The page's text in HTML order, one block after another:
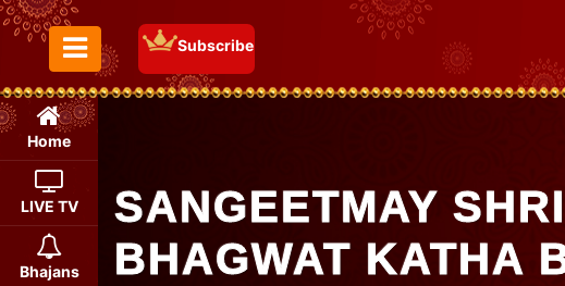
Toggle Menu
Subscribe
Home
LIVE TV
Bhajans
SANGEETMAY
BHAGWAT KATHA